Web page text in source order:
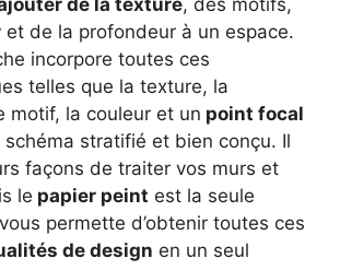
de la texture, des motifs,
et de la profondeur à un espace.
incorpore toutes ces
telles que la texture, la
motif, la couleur et un point focal
schéma stratifié et bien conçu. Il
façons de traiter vos murs et
le papier peint est la seule
permette d’obtenir toutes ces
de design en un seul